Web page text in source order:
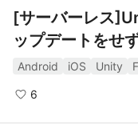
[サーバーレス
ップデートをせ
う
Android iOS Unity
6